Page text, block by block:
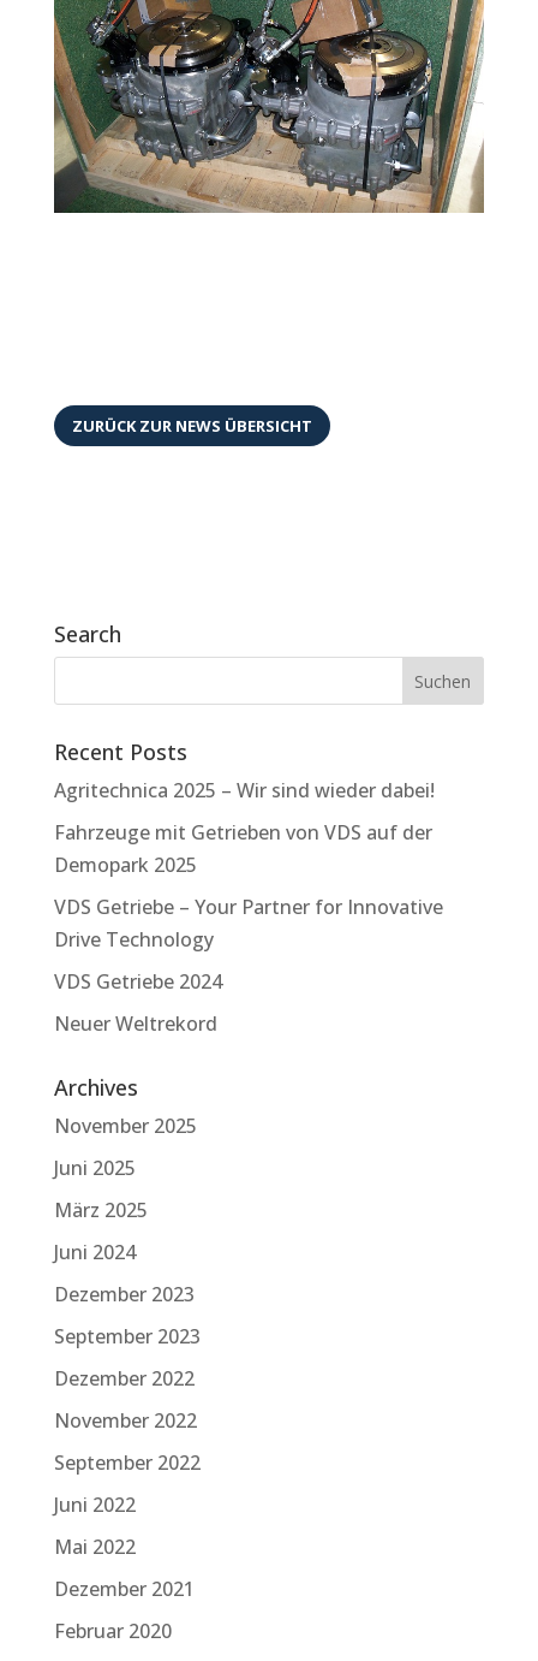
ZURÜCK ZUR NEWS ÜBERSICHT
Search
Recent Posts
Agritechnica 2025 – Wir sind wieder dabei!
Fahrzeuge mit Getrieben von VDS auf der
Demopark 2025
VDS Getriebe – Your Partner for Innovative
Drive Technology
VDS Getriebe 2024
Neuer Weltrekord
Archives
November 2025
Juni 2025
März 2025
Juni 2024
Dezember 2023
September 2023
Dezember 2022
November 2022
September 2022
Juni 2022
Mai 2022
Dezember 2021
Februar 2020